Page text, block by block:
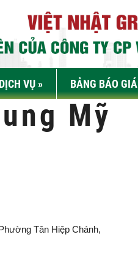
DỊCH VỤ » BẢNG BÁO GIÁ
Mỹ
Tân Hiệp Chánh,